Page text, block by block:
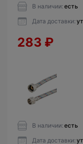
В наличии: есть
Дата доставки:
283 ₽
В наличии: есть
Дата доставки: